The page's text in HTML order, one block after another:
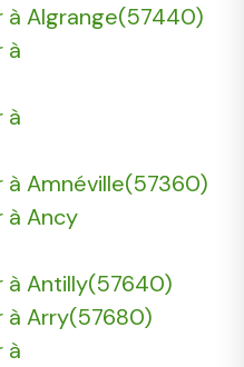
à Algrange(57440)
à
à
à Amnéville(57360)
à Ancy
à Antilly(57640)
à Arry(57680)
à